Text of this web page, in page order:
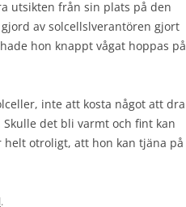
utsikten från sin plats på den
av solcellslverantören gjort
hon knappt vågat hoppas på
inte att kosta något att dra
det bli varmt och fint kan
otroligt, att hon kan tjäna på
.